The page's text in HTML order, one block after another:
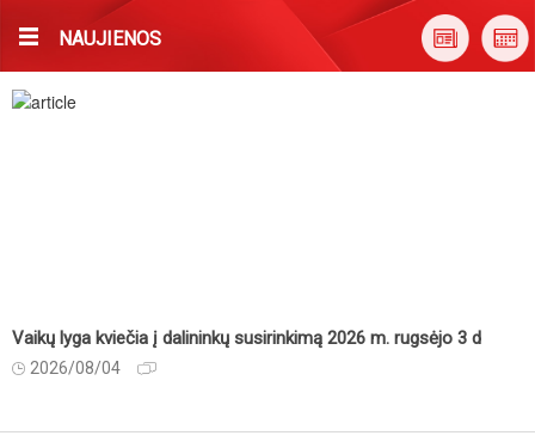
NAUJIENOS
Vaikų lyga kviečia į dalininkų susirinkimą 2026 m. rugsėjo 3 d
2026/08/04